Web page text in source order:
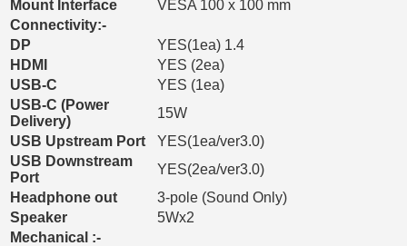
Mount Interface
VESA 100 x 100 mm
Connectivity:-
DP
YES(1ea) 1.4
HDMI
YES (2ea)
USB-C
YES (1ea)
USB-C (Power
Delivery)
15W
USB Upstream Port
YES(1ea/ver3.0)
USB Downstream
Port
YES(2ea/ver3.0)
Headphone out
3-pole (Sound Only)
Speaker
5Wx2
Mechanical :-